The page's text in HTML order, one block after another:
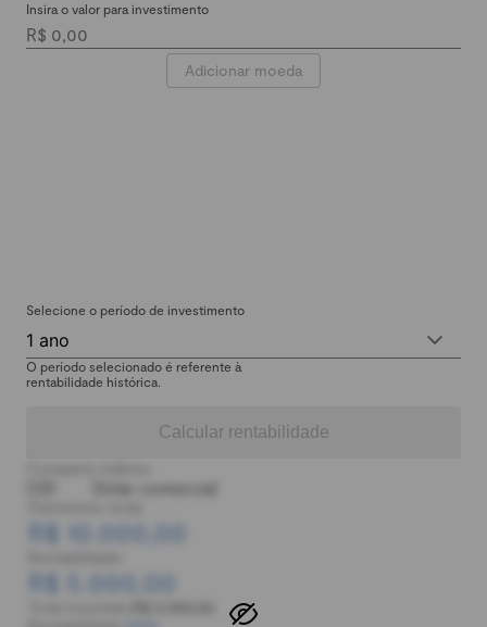
Insira o valor para investimento
Adicionar moeda
Selecione o período de investimento
1 ano
O período selecionado é referente à
rentabilidade histórica.
Calcular rentabilidade
Dólar comercial
R$ 10.000,00
R$ 5.000,00